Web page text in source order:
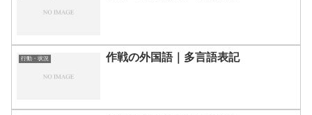
行動・状況 作戦の外国語｜多言語表記